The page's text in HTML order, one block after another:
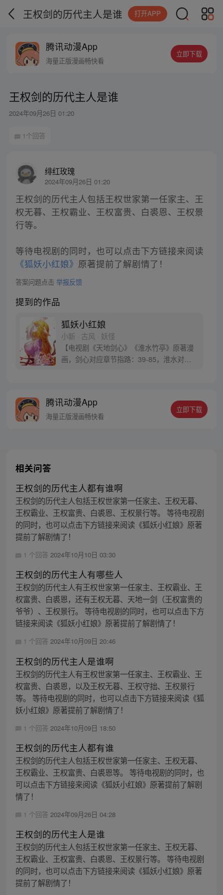
王权剑的历代主人是谁 打开APP
腾讯动漫App
海量正版漫画畅快看
立即下载
王权剑的历代主人是谁
2024年09月26日 01:20
1个回答
绯红玫瑰
2024年09月26日 01:20
王权剑的历代主人包括王权世家第一任家主、王
权无暮、王权霸业、王权富贵、白裘恩、王权景
行等。
等待电视剧的同时，也可以点击下方链接来阅读
《狐妖小红娘》 原著提前了解剧情了！
答案问题点击 举报反馈
提到的作品
狐妖小红娘
小新 · 古风 · 妖怪
【电视剧《天地剑心》《淮水竹亭》原著漫
画，剑心对应章节指路：39-85，淮水对应
腾讯动漫App
海量正版漫画畅快看
立即下载
相关问答
王权剑的历代主人都有谁啊
王权剑的历代主人包括王权世家第一任家主、王权无暮、
王权霸业、王权富贵、白裘恩、王权景行等。 等待电视剧
的同时，也可以点击下方链接来阅读《狐妖小红娘》原著
提前了解剧情了！
1 个回答 2024年10月10日 03:30
王权剑的历代主人有哪些人
王权剑的历代主人有王权世家第一任家主、王权霸业、王
权富贵、白裘恩，还有王权无暮、天地一剑（王权富贵的
爷爷）、王权景行。 等待电视剧的同时，也可以点击下方
链接来阅读《狐妖小红娘》原著提前了解剧情了！
1 个回答 2024年10月09日 20:46
王权剑的历代主人是谁啊
王权剑的历代主人有王权世家第一任家主、王权霸业、王
权富贵、白裘恩，以及王权无暮、王权守拙、王权景行
等。 等待电视剧的同时，也可以点击下方链接来阅读《狐
妖小红娘》原著提前了解剧情了！
1 个回答 2024年10月09日 18:50
王权剑的历代主人都有谁
王权剑的历代主人包括王权世家第一任家主、王权无暮、
王权霸业、王权富贵、白裘恩等。 等待电视剧的同时，也
可以点击下方链接来阅读《狐妖小红娘》原著提前了解剧
情了！
1 个回答 2024年09月26日 04:28
王权剑的历代主人是谁
王权剑的历代主人包括王权世家第一任家主、王权无暮、
王权霸业、王权富贵、白裘恩、王权景行等。 等待电视剧
的同时，也可以点击下方链接来阅读《狐妖小红娘》原著
提前了解剧情了！